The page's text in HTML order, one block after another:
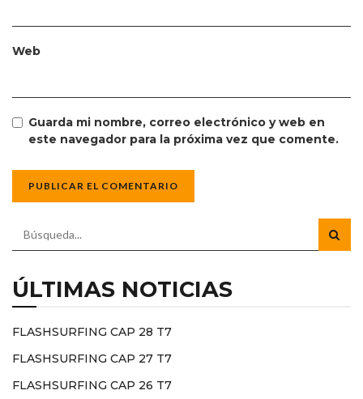
Web
Guarda mi nombre, correo electrónico y web en
este navegador para la próxima vez que comente.
ÚLTIMAS NOTICIAS
FLASHSURFING CAP 28 T7
FLASHSURFING CAP 27 T7
FLASHSURFING CAP 26 T7